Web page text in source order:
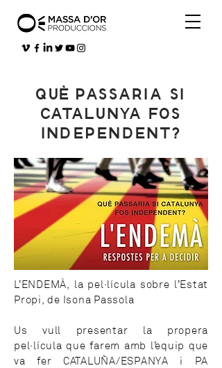
QUÈ PASSARIA SI
CATALUNYA FOS
INDEPENDENT?
L’ENDEMÀ, la pel·lícula sobre l’Estat
Propi, de Isona Passola
Us vull presentar la propera
pel·lícula que farem amb l’equip que
va fer CATALUÑA/ESPANYA i PA